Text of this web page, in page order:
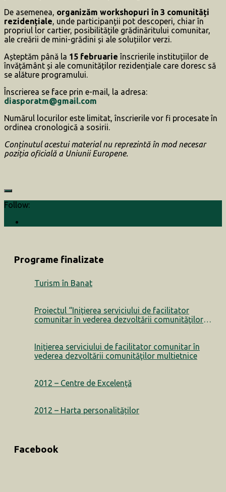
De asemenea, organizăm workshopuri în 3 comunități
rezidențiale, unde participanții pot descoperi, chiar în
propriul lor cartier, posibilitățile grădinăritului comunitar,
ale creării de mini-grădini și ale soluțiilor verzi.
Așteptăm până la 15 februarie înscrierile instituțiilor de
învățământ și ale comunităților rezidențiale care doresc să
se alăture programului.
Înscrierea se face prin e-mail, la adresa:
diasporatm@gmail.com
Numărul locurilor este limitat, înscrierile vor fi procesate în
ordinea cronologică a sosirii.
Conținutul acestui material nu reprezintă în mod necesar
poziția oficială a Uniunii Europene.
Follow:
Programe finalizate
Turism în Banat
Proiectul “Iniţierea serviciului de facilitator
comunitar în vederea dezvoltării comunităţilor
Iniţierea serviciului de facilitator comunitar în
vederea dezvoltării comunităţilor multietnice
2012 – Centre de Excelență
2012 – Harta personalităților
Facebook